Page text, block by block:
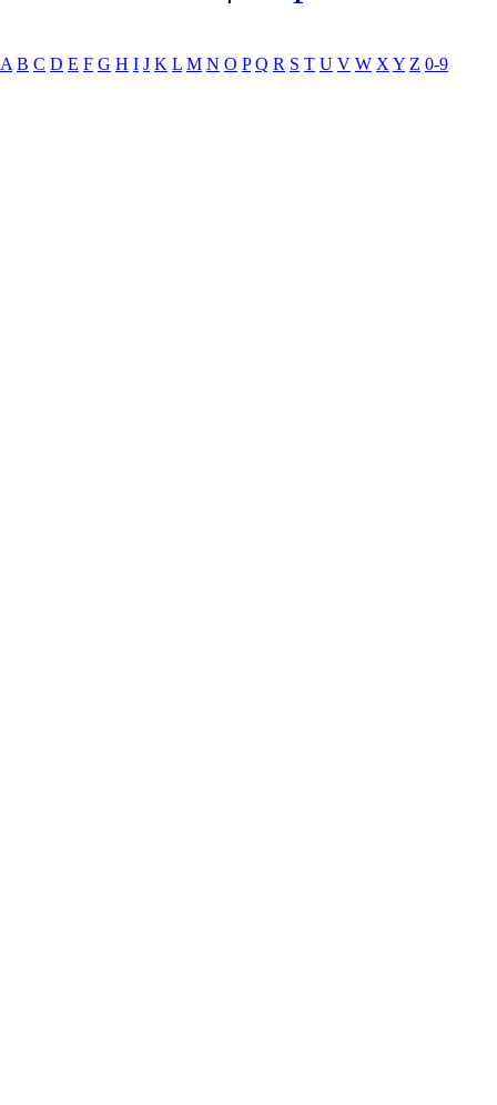
A B C D E F G H I J K L M N O P Q R S T U V W XY Z 0-9